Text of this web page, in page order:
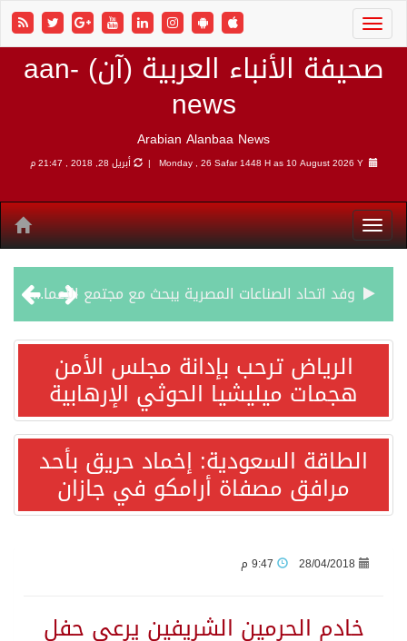
صحيفة الأنباء العربية (آن) aan-
news
Arabian Alanbaa News
Monday , 26 Safar 1448 H as10 August 2026 Y | أبريل 28, 2018 , 21:47 م
وفد اتحاد الصناعات المصرية يبحث مع مجتمع الأعمال الهندي فرص الاستثمار والتصنيع المشترك
الرياض ترحب بإدانة مجلس الأمن هجمات ميليشيا الحوثي الإرهابية
سمو وزير الخارجية : اتفاقية مكة تعكس الإرادة السياسية لحماية أمن المنطقة
الرياض ترحب بإدانة مجلس الأمن
هجمات ميليشيا الحوثي الإرهابية
الطاقة السعودية: إخماد حريق بأحد
مرافق مصفاة أرامكو في جازان
28/04/2018
خادم الحرمين الشريفين يرعى حفل